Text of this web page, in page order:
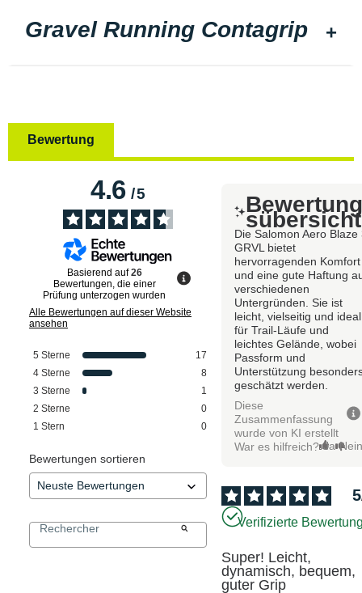
Gravel Running Contagrip
Bewertung
4.6/5
Basierend auf26
Bewertungen, die einer
Prüfung unterzogen wurden
Alle Bewertungen auf dieser Website
ansehen
5 Sterne
17
4 Sterne
8
3 Sterne
1
2 Sterne
0
1 Stern 0
Bewertungen sortieren
sübersicht
Die Salomon Aero Blaze
GRVL bietet
hervorragenden Komfort
und eine gute Haftung
verschiedenen
Untergründen. Sie ist
leicht, vielseitig und ideal
für Trail-Läufe und
leichtes Gelände, wobei
Passform und
Unterstützung
geschätzt werden.
Diese
Zusammenfassung
wurde von KI erstellt
War es hilfreich? Ja
5
Verifizierte
Super! Leicht,
dynamisch, bequem,
guter Grip